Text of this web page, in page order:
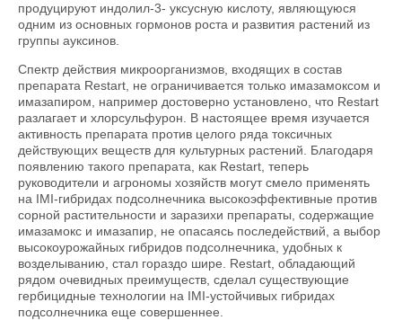
продуцируют индолил-3- уксусную кислоту, являющуюся
одним из основных гормонов роста и развития растений из
группы ауксинов.
Спектр действия микроорганизмов, входящих в состав
препарата Restart, не ограничивается только имазамоксом и
имазапиром, например достоверно установлено, что Restart
разлагает и хлорсульфурон. В настоящее время изучается
активность препарата против целого ряда токсичных
действующих веществ для культурных растений. Благодаря
появлению такого препарата, как Restart, теперь
руководители и агрономы хозяйств могут смело применять
на IMI-гибридах подсолнечника высокоэффективные против
сорной растительности и заразихи препараты, содержащие
имазамокс и имазапир, не опасаясь последействий, а выбор
высокоурожайных гибридов подсолнечника, удобных к
возделыванию, стал гораздо шире. Restart, обладающий
рядом очевидных преимуществ, сделал существующие
гербицидные технологии на IMI-устойчивых гибридах
подсолнечника еще совершеннее.